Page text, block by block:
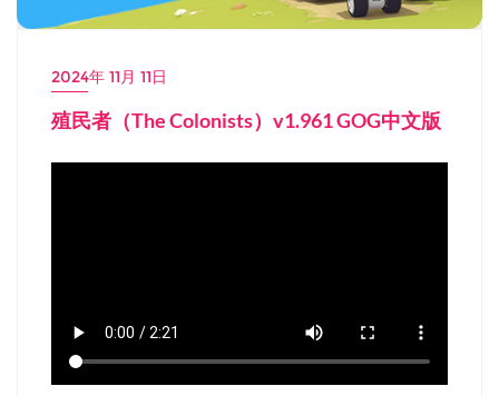
2024年 11月 11日
殖民者（The Colonists）v1.961 GOG中文版